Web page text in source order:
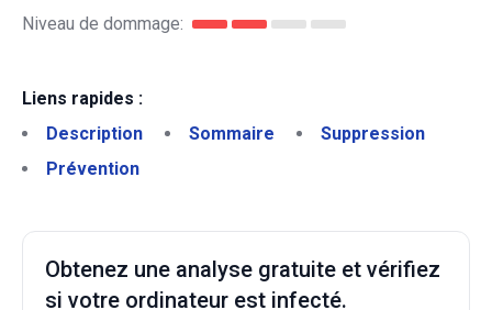
Niveau de dommage:
Liens rapides :
Description
Sommaire
Suppression
Prévention
Obtenez une analyse gratuite et vérifiez
si votre ordinateur est infecté.